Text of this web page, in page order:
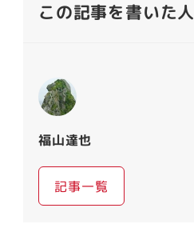
この記事を書いた人
福山達也
記事一覧